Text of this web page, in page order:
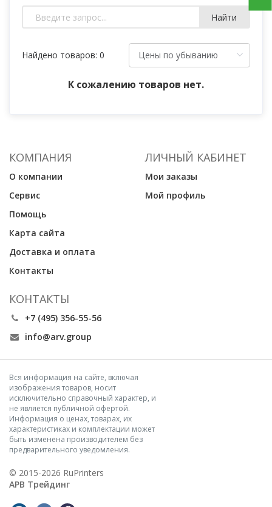
Найти
Найдено товаров: 0
К сожалению товаров нет.
КОМПАНИЯ
О компании
Сервис
Помощь
Карта сайта
Доставка и оплата
Контакты
ЛИЧНЫЙ КАБИНЕТ
Мои заказы
Мой профиль
КОНТАКТЫ
+7 (495) 356-55-56
info@arv.group
Вся информация на сайте, включая
изображения товаров, носит
исключительно справочный характер, и
не является публичной офертой.
Информация о ценах, товарах, их
характеристиках и комплектации может
быть изменена производителем без
предварительного уведомления.
© 2015-2026 RuPrinters
АРВ Трейдинг